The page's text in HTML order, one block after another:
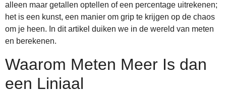
alleen maar getallen optellen of een percentage uitrekenen;
het is een kunst, een manier om grip te krijgen op de chaos
om je heen. In dit artikel duiken we in de wereld van meten
en berekenen.
Waarom Meten Meer Is dan
een Liniaal